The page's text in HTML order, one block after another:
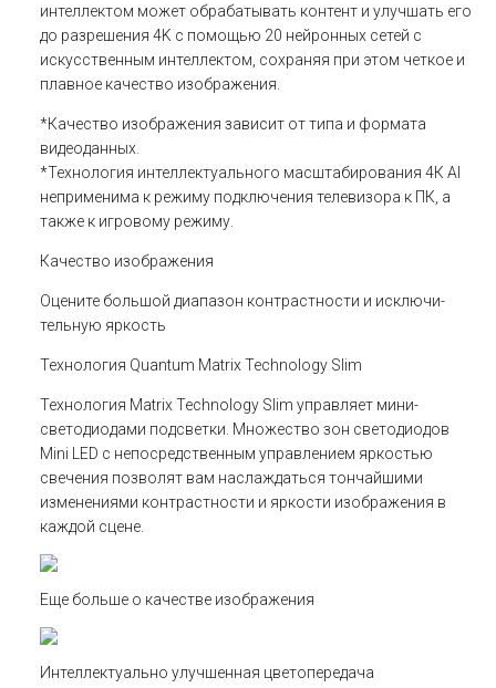
интеллектом может обрабатывать контент и улучшать его
до разрешения 4K с помощью 20 нейронных сетей с
искусственным интеллектом, сохраняя при этом четкое и
плавное качество изображения.
*Качество изображения зависит от типа и формата
видеоданных.
*Технология интеллектуального масштабирования 4К AI
неприменима к режиму подключения телевизора к ПК, а
также к игровому режиму.
Качество изображения
Оцените большой диапазон контрастности и исключи­
тельную яркость
Технология Quantum Matrix Technology Slim
Технология Matrix Technology Slim управляет мини-
светодиодами подсветки. Множество зон светодиодов
Mini LED с непосредственным управлением яркостью
свечения позволят вам наслаждаться тончайшими
изменениями контрастности и яркости изображения в
каждой сцене.
Еще больше о качестве изображения
Интеллектуально улучшенная цветопередача